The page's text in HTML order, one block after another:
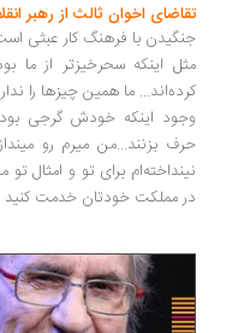
تقاضای اخوان ثالث از رهبر
جنگیدن با فرهنگ کار عبثی
مثل اینکه سحرخیزتر از ما
کرده‌اند... ما همین چیزها را
وجود اینکه خودش گرجی
حرف بزنند...من میرم رو
نینداخته‌ام برای تو و امثال
در مملکت خودتان خدمت کنید